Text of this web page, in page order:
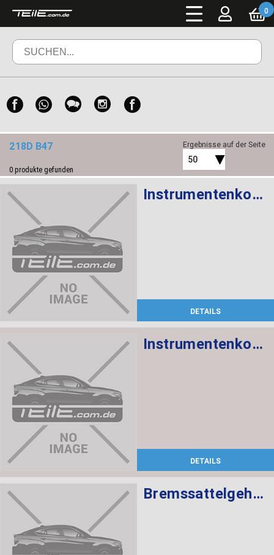
0
218D B47
0 produkte gefunden
Ergebnisse auf der Seite
50
Instrumentenkombination KMH
DETAILS
Instrumentenkombination KMH
DETAILS
Bremssattelgehäuse links